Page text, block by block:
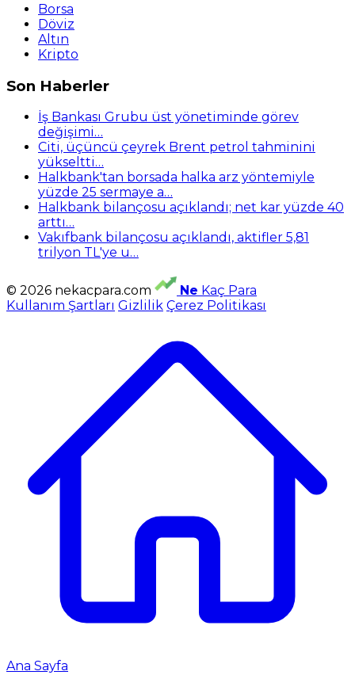
Borsa
Döviz
Altın
Kripto
Son Haberler
İş Bankası Grubu üst yönetiminde görev
değişimi…
Citi, üçüncü çeyrek Brent petrol tahminini
yükseltti…
Halkbank'tan borsada halka arz yöntemiyle
yüzde 25 sermaye a…
Halkbank bilançosu açıklandı; net kar yüzde 40
arttı…
Vakıfbank bilançosu açıklandı, aktifler 5,81
trilyon TL'ye u…
© 2026 nekacpara.com Ne Kaç Para
Kullanım Şartları Gizlilik Çerez Politikası
Ana Sayfa